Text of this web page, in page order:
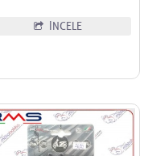
İNCELE